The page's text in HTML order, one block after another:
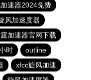
速器2024免费
风加速度器
加速器官网下载
时
outline
xfcc旋风加速